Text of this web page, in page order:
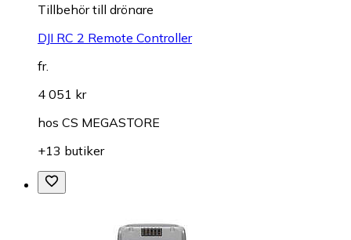
Tillbehör till drönare
DJI RC 2 Remote Controller
fr.
4 051 kr
hos CS MEGASTORE
+13 butiker